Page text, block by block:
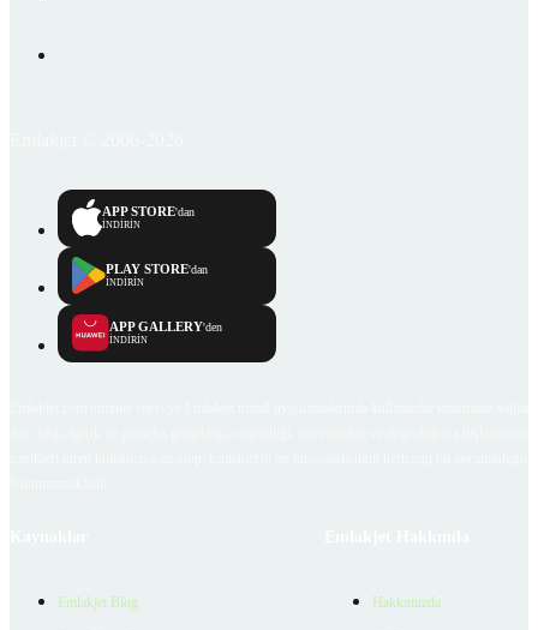
APP STORE'dan
İNDİRİN
PLAY STORE'dan
İNDİRİN
APP GALLERY'den
İNDİRİN
Emlakjet Blog Hakkımızda